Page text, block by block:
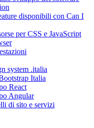
disponibili con Can I
per CSS e JavaScript
system .italia
Italia
React
Angular
di sito e servizi